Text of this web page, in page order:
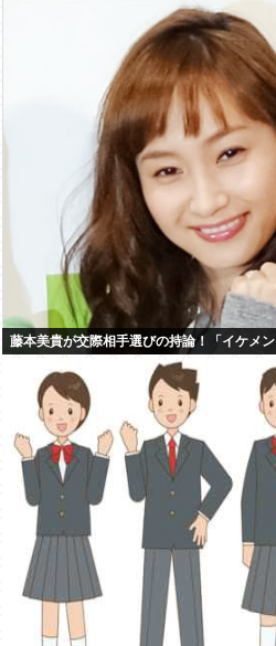
藤本美貴が交際相手選びの持論！「イケメン